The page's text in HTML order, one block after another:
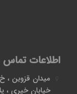
اطلاعات تماس
میدان قزوین ،
خیابان خیری ، پلاک 533 ،فروشگاه